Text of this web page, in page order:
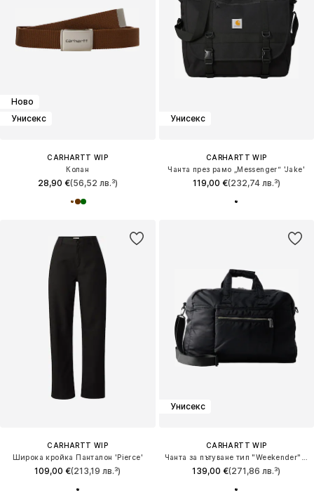
Ново
Унисекс
CARHARTT WIP
Колан
28,90 €(56,52 лв.³)
Унисекс
CARHARTT WIP
Чанта през рамо „Messenger“ 'Jake'
119,00 €(232,74 лв.³)
CARHARTT WIP
Широка кройка Панталон 'Pierce'
109,00 €(213,19 лв.³)
Унисекс
CARHARTT WIP
139,00 €(271,86 лв.³)